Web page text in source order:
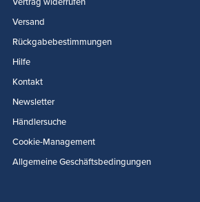
Versand
Rückgabebestimmungen
Hilfe
Kontakt
Newsletter
Händlersuche
Cookie-Management
Allgemeine Geschäftsbedingungen